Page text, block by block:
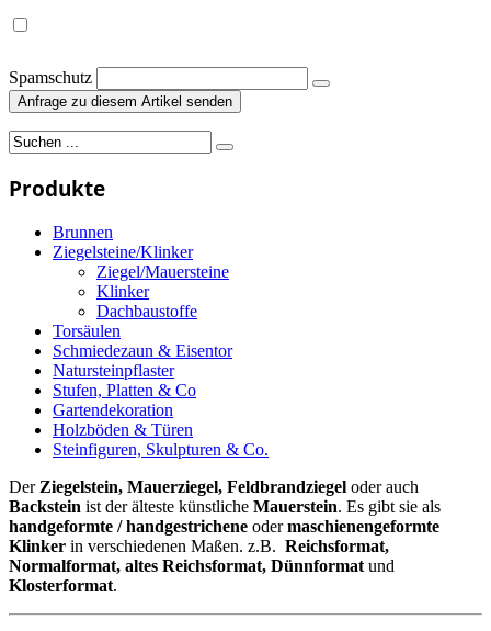
Spamschutz
Anfrage zu diesem Artikel senden
Produkte
Brunnen
Ziegelsteine/Klinker
Ziegel/Mauersteine
Klinker
Dachbaustoffe
Torsäulen
Schmiedezaun & Eisentor
Natursteinpflaster
Stufen, Platten & Co
Gartendekoration
Holzböden & Türen
Steinfiguren, Skulpturen & Co.
Der Ziegelstein, Mauerziegel, Feldbrandziegel oder auch
Backstein ist der älteste künstliche Mauerstein. Es gibt sie als
handgeformte / handgestrichene odermaschienengeformte
Klinker in verschiedenen Maßen. z.B. Reichsformat,
Normalformat, altes Reichsformat, Dünnformat und
Klosterformat.